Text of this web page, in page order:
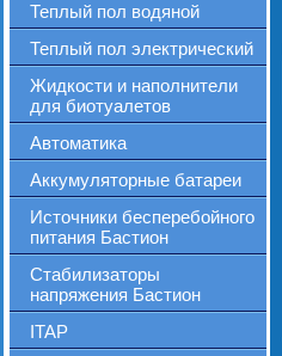
Теплый пол водяной
Теплый пол электрический
Жидкости и наполнители
для биотуалетов
Автоматика
Аккумуляторные батареи
Источники бесперебойного
питания Бастион
Стабилизаторы
напряжения Бастион
ITAP